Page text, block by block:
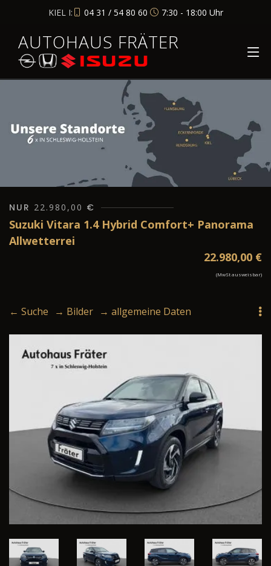
KIEL I: 04 31 / 54 80 60 7:30 - 18:00 Uhr
AUTOHAUS FRÄTER
NUR 22.980,00 €
Suzuki Vitara 1.4 Hybrid Comfort+ Panorama
Allwetterrei
22.980,00 €
(MwSt ausweisbar)
← Suche → Bilder → allgemeine Daten